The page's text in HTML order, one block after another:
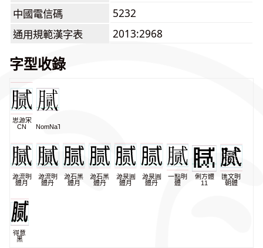
中國電信碼
5232
通用規範漢字表
2013:2968
字型收錄
思源宋
CN
NomNaTong
源流明
體月
源流明
體丹
源石黑
體月
源石黑
體丹
源泉圓
體月
源泉圓
體丹
一點明
體
俐方體
11
匯文明
朝體
得意
黑